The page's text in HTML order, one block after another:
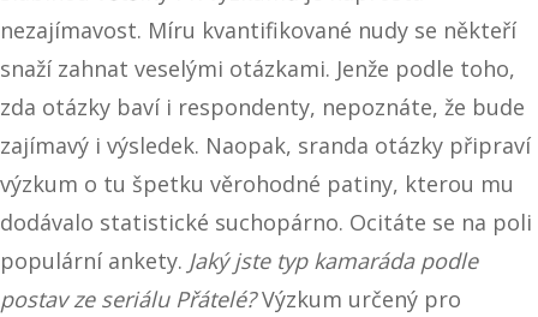
nezajímavost. Míru kvantifikované nudy se někteří
snaží zahnat veselými otázkami. Jenže podle toho,
zda otázky baví i respondenty, nepoznáte, že bude
zajímavý i výsledek. Naopak, sranda otázky připraví
výzkum o tu špetku věrohodné patiny, kterou mu
dodávalo statistické suchopárno. Ocitáte se na poli
populární ankety. Jaký jste typ kamaráda podle
postav ze seriálu Přátelé?Výzkum určený pro